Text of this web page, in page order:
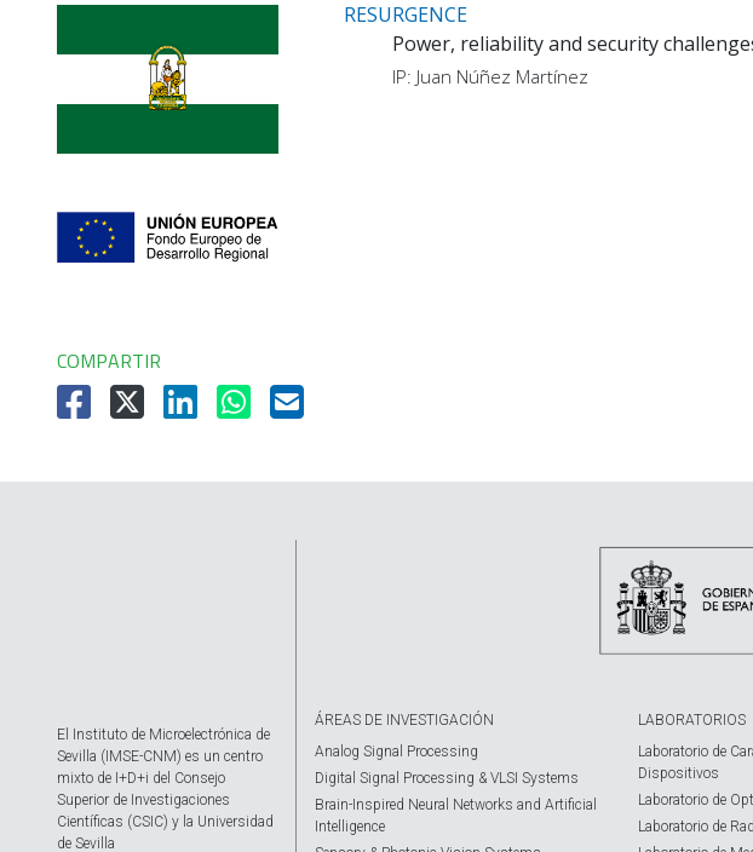
RESURGENCE
Power, reliability and security
IP: Juan Núñez Martínez
COMPARTIR
El Instituto de Microelectrónica de
Sevilla (IMSE-CNM) es un centro
mixto de I+D+i del Consejo
Superior de Investigaciones
Científicas (CSIC) y la Universidad
de Sevilla
ÁREAS DE INVESTIGACIÓN
Analog Signal Processing
Digital Signal Processing & VLSI Systems
Brain-Inspired Neural Networks and Artificial
Intelligence
LABORATORIOS
Laboratorio de
Dispositivos
Laboratorio de
Laboratorio de